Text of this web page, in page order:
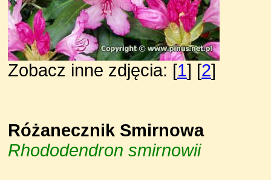
Zobacz inne zdjęcia: [1] [2]
Różanecznik Smirnowa
Rhododendron smirnowii